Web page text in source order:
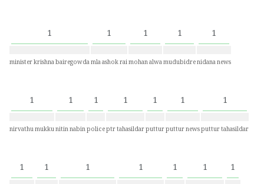
1
minister krishna bairegowda
1
mla ashok rai
1
mohan alwa
1
mudubidre
1
nidana news
1
nirvathu mukku
1
nitin nabin
1
police
1
ptr tahasildar
1
puttur
1
puttur news
1
puttur tahasildar
1 1 1 1 1 1 1